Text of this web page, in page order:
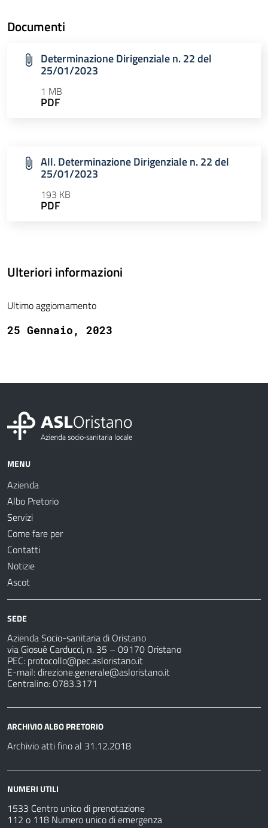
Documenti
Determinazione Dirigenziale n. 22 del
25/01/2023
1 MB
PDF
All. Determinazione Dirigenziale n. 22 del
25/01/2023
193 KB
PDF
Ulteriori informazioni
Ultimo aggiornamento
25 Gennaio, 2023
MENU
Azienda
Albo Pretorio
Servizi
Come fare per
Contatti
Notizie
Ascot
SEDE
Azienda Socio-sanitaria di Oristano
via Giosuè Carducci, n. 35 – 09170 Oristano
PEC: protocollo@pec.asloristano.it
E-mail:direzione.generale@asloristano.it
Centralino: 0783.3171
ARCHIVIO ALBO PRETORIO
Archivio atti fino al 31.12.2018
NUMERI UTILI
1533 Centro unico di prenotazione
112 o 118 Numero unico di emergenza